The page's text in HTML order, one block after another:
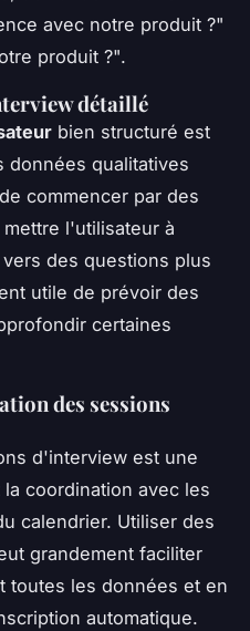
avec notre produit ?"
produit ?".
détaillé
bien structuré est
données qualitatives
commencer par des
l'utilisateur à
des questions plus
utile de prévoir des
certaines
des sessions
d'interview est une
coordination avec les
calendrier. Utiliser des
grandement faciliter
toutes les données et en
automatique.